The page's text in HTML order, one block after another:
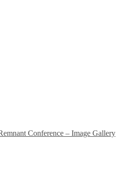
Conference – Image Gallery